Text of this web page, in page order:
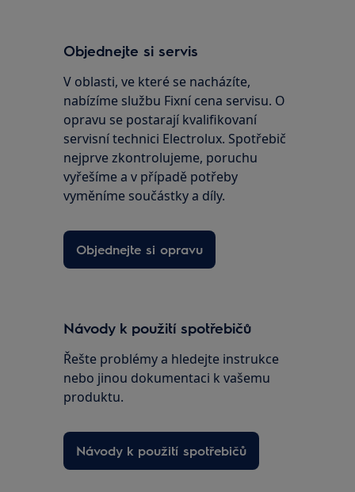
Objednejte si servis
V oblasti, ve které se nacházíte,
nabízíme službu Fixní cena servisu. O
opravu se postarají kvalifikovaní
servisní technici Electrolux. Spotřebič
nejprve zkontrolujeme, poruchu
vyřešíme a v případě potřeby
vyměníme součástky a díly.
Objednejte si opravu
Návody k použití spotřebičů
Řešte problémy a hledejte instrukce
nebo jinou dokumentaci k vašemu
produktu.
Návody k použití spotřebičů